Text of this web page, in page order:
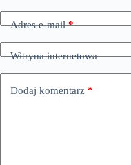
Adres e-mail*
Witryna internetowa
Dodaj komentarz *